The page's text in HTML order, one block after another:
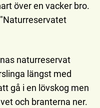
över en vacker bro.
naturreservat
längst med
gå i en lövskog men
och branterna ner.